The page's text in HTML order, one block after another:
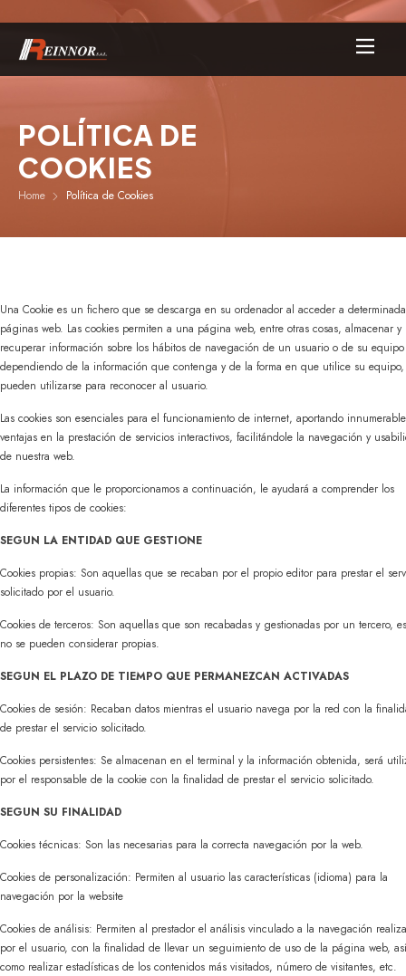
POLÍTICA DE
COOKIES
Home Política de Cookies
Una Cookie es un fichero que se descarga en su ordenador al acceder a
páginas web. Las cookies permiten a una página web, entre otras cosas, almacenar y
recuperar información sobre los hábitos de navegación de un usuario o de su
dependiendo de la información que contenga y de la forma en que utilice su equipo,
pueden utilizarse para reconocer al usuario.
Las cookies son esenciales para el funcionamiento de internet, aportando
ventajas en la prestación de servicios interactivos, facilitándole la navegación y
de nuestra web.
La información que le proporcionamos a continuación, le ayudará a comprender los
diferentes tipos de cookies:
SEGUN LA ENTIDAD QUE GESTIONE
Cookies propias: Son aquellas que se recaban por el propio editor para prestar el
solicitado por el usuario.
Cookies de terceros: Son aquellas que son recabadas y gestionadas por un tercero,
no se pueden considerar propias.
SEGUN EL PLAZO DE TIEMPO QUE PERMANEZCAN ACTIVADAS
Cookies de sesión: Recaban datos mientras el usuario navega por la red con la
de prestar el servicio solicitado.
Cookies persistentes: Se almacenan en el terminal y la información obtenida, será
por el responsable de la cookie con la finalidad de prestar el servicio solicitado.
SEGUN SU FINALIDAD
Cookies técnicas: Son las necesarias para la correcta navegación por la web.
Cookies de personalización: Permiten al usuario las características (idioma) para la
navegación por la website
Cookies de análisis: Permiten al prestador el análisis vinculado a la navegación
por el usuario, con la finalidad de llevar un seguimiento de uso de la página web, así
como realizar estadísticas de los contenidos más visitados, número de visitantes, etc.